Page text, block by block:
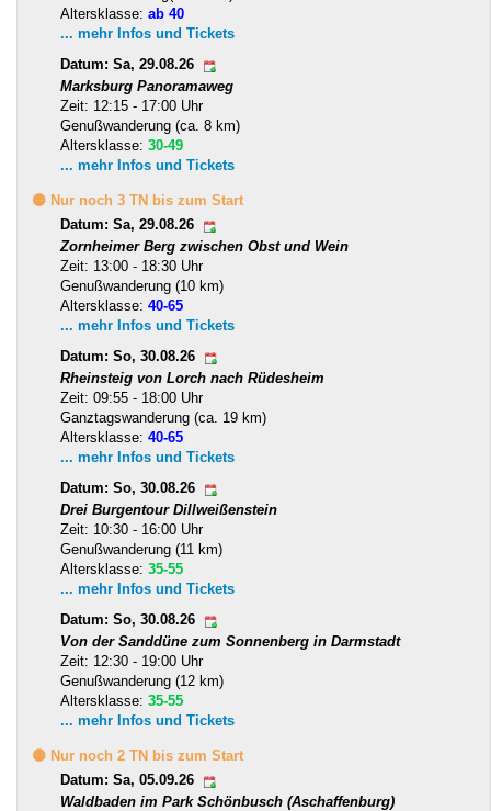
Altersklasse: ab 40
... mehr Infos und Tickets
Datum: Sa, 29.08.26
Marksburg Panoramaweg
Zeit: 12:15 - 17:00 Uhr
Genußwanderung (ca. 8 km)
Altersklasse: 30-49
... mehr Infos und Tickets
🟡 Nur noch 3 TN bis zum Start
Datum: Sa, 29.08.26
Zornheimer Berg zwischen Obst und Wein
Zeit: 13:00 - 18:30 Uhr
Genußwanderung (10 km)
Altersklasse: 40-65
... mehr Infos und Tickets
Datum: So, 30.08.26
Rheinsteig von Lorch nach Rüdesheim
Zeit: 09:55 - 18:00 Uhr
Ganztagswanderung (ca. 19 km)
Altersklasse: 40-65
... mehr Infos und Tickets
Datum: So, 30.08.26
Drei Burgentour Dillweißenstein
Zeit: 10:30 - 16:00 Uhr
Genußwanderung (11 km)
Altersklasse: 35-55
... mehr Infos und Tickets
Datum: So, 30.08.26
Von der Sanddüne zum Sonnenberg in Darmstadt
Zeit: 12:30 - 19:00 Uhr
Genußwanderung (12 km)
Altersklasse: 35-55
... mehr Infos und Tickets
🟡 Nur noch 2 TN bis zum Start
Datum: Sa, 05.09.26
Waldbaden im Park Schönbusch (Aschaffenburg)